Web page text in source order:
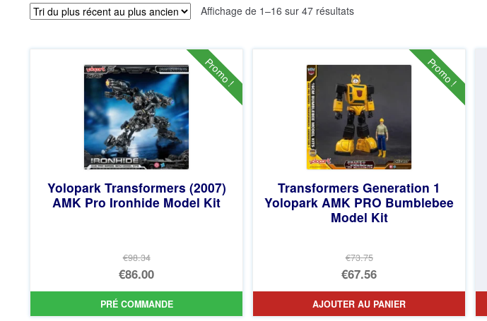
Affichage de 1–16 sur 47 résultatsTrié
au
plus
ancien
Promo !
Yolopark Transformers (2007)
AMK Pro Ironhide Model Kit
€98.34
Le
prix
initial
€86.00
Le
prix
PRÉ COMMANDE
Promo !
Transformers Generation 1
Yolopark AMK PRO Bumblebee
Model Kit
€73.75
Le
prix
initial
€67.56
Le
prix
AJOUTER AU PANIER